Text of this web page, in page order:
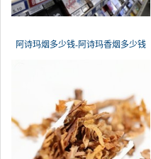
阿诗玛烟多少钱-阿诗玛香烟多少钱